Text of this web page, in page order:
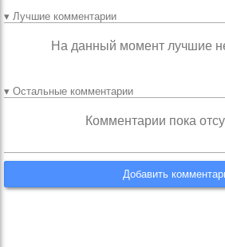
▾ Лучшие комментарии
На данный момент лучшие
▾ Остальные комментарии
Комментарии пока
Добавить